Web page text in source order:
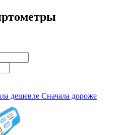
дешевле Сначала дороже